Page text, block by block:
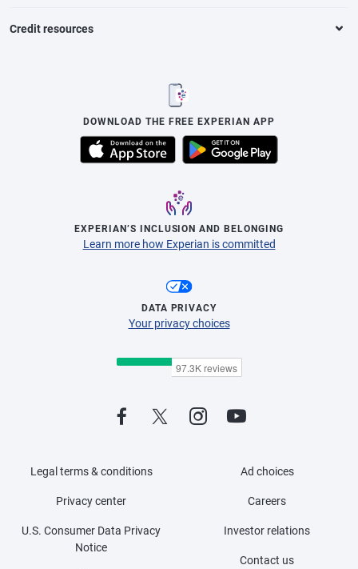
Credit resources
DOWNLOAD THE FREE EXPERIAN APP
EXPERIAN’S INCLUSION AND BELONGING
Learn more how Experian is committed
DATA PRIVACY
Your privacy choices
Legal terms & conditions
Privacy center
U.S. Consumer Data Privacy
Notice
Ad choices
Careers
Investor relations
Contact us